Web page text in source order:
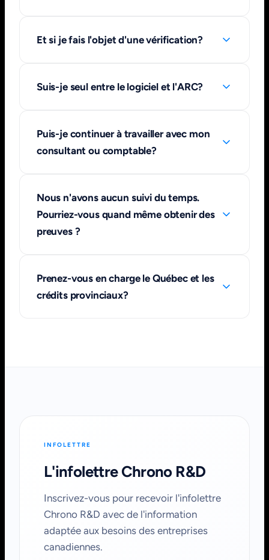
Et si je fais l'objet d'une vérification?
Suis-je seul entre le logiciel et l'ARC?
Puis-je continuer à travailler avec mon
consultant ou comptable?
Nous n'avons aucun suivi du temps.
Pourriez-vous quand même obtenir des
preuves ?
Prenez-vous en charge le Québec et les
crédits provinciaux?
INFOLETTRE
L'infolettre Chrono R&D
Inscrivez-vous pour recevoir l'infolettre
Chrono R&D avec de l'information
adaptée aux besoins des entreprises
canadiennes.